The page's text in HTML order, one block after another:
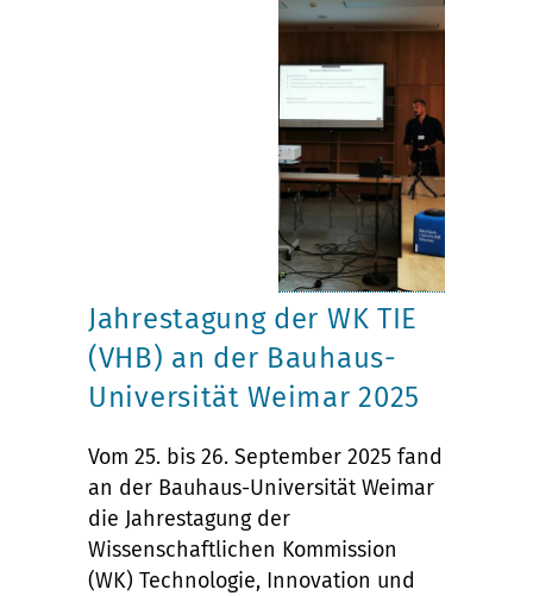
Jahrestagung der WK TIE
(VHB) an der Bauhaus-
Universität Weimar 2025
Vom 25. bis 26. September 2025 fand
an der Bauhaus-Universität Weimar
die Jahrestagung der
Wissenschaftlichen Kommission
(WK) Technologie, Innovation und